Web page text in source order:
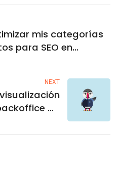
mis categorías
para SEO en
NEXT
de